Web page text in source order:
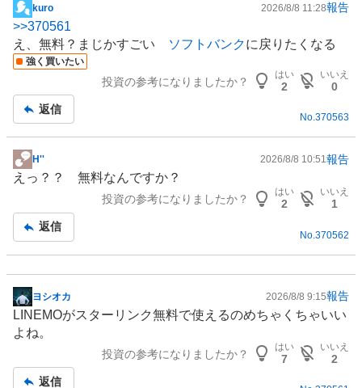
掲
示
板
記
kuro 2026/8/8 11:28報告
>>370561
え、無料？まじかすごい
ソフトバンクに戻りたくなる
強く買いたい
投資の参考になりましたか？
はい
2
いいえ
0
返信
No.370563
掲
示
事
H'' 2026/8/8 10:51報告
えっ？？ 無料なんですか？
投資の参考になりましたか？
はい
2
いいえ
1
返信
No. 370562
掲
示
板
ヨシオカ 2026/8/8 9:15報告
LINEMOがスターリンク無料で使えるのめちゃくちゃいい
よね。
投資の参考になりましたか？
はい
7
いいえ
2
返信